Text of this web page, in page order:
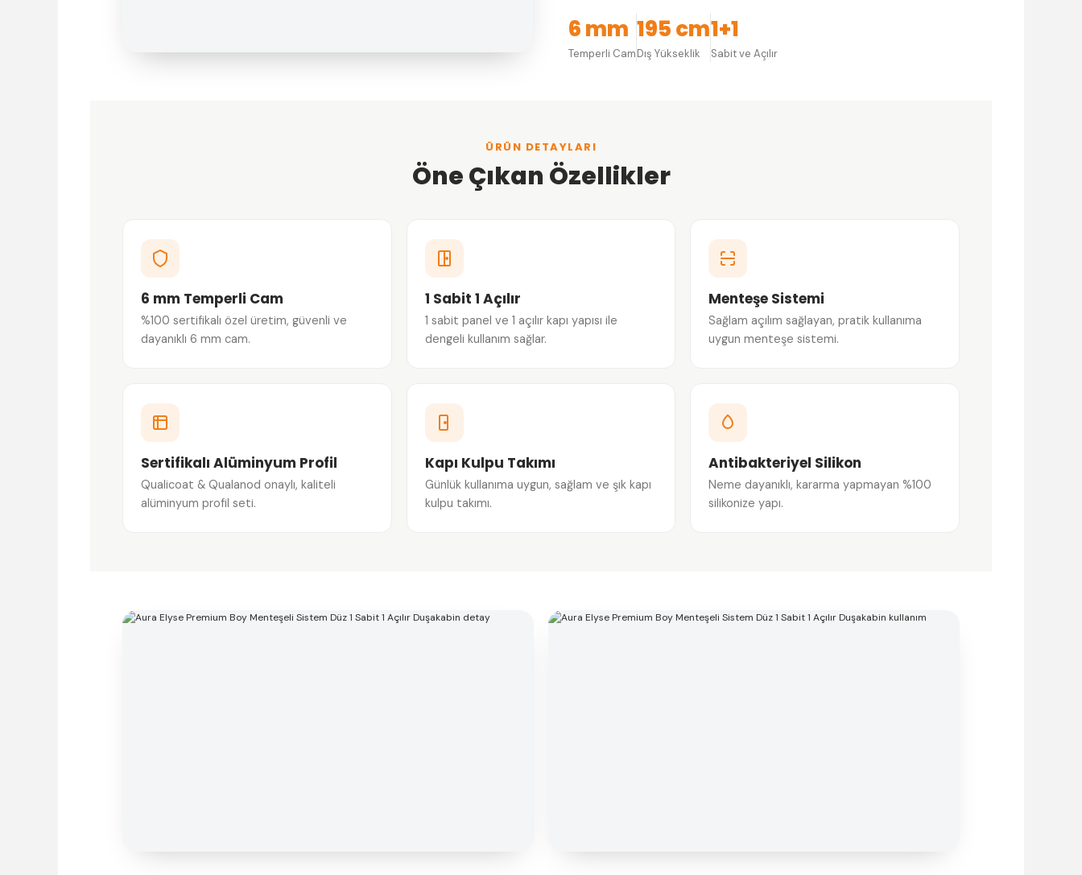
6 mm
Temperli Cam
195 cm
Dış Yükseklik
1+1
Sabit ve Açılır
ÜRÜN DETAYLARI
Öne Çıkan Özellikler
6 mm Temperli Cam
%100 sertifikalı özel üretim, güvenli ve
dayanıklı 6 mm cam.
1 Sabit 1 Açılır
1 sabit panel ve 1 açılır kapı yapısı ile
dengeli kullanım sağlar.
Menteşe Sistemi
Sağlam açılım sağlayan, pratik kullanıma
uygun menteşe sistemi.
Sertifikalı Alüminyum Profil
Qualicoat & Qualanod onaylı, kaliteli
alüminyum profil seti.
Kapı Kulpu Takımı
Günlük kullanıma uygun, sağlam ve şık kapı
kulpu takımı.
Antibakteriyel Silikon
Neme dayanıklı, kararma yapmayan %100
silikonize yapı.